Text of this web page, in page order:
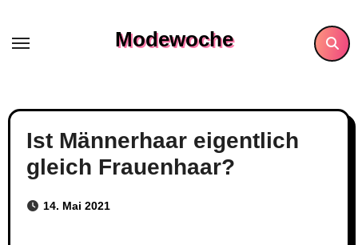
content
Modewoche
Ist Männerhaar eigentlich
gleich Frauenhaar?
14. Mai 2021